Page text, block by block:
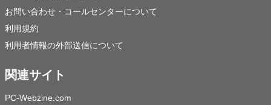
お問い合わせ・コールセンターについて
利用規約
利用者情報の外部送信について
関連サイト
PC-Webzine.com